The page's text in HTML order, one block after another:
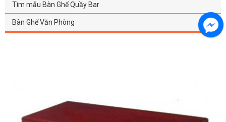
Tìm mẫu Bàn Ghế Quầy Bar
Bàn Ghế Văn Phòng